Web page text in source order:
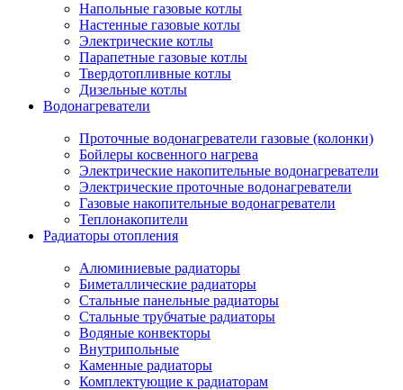
Напольные газовые котлы
Настенные газовые котлы
Электрические котлы
Парапетные газовые котлы
Твердотопливные котлы
Дизельные котлы
Водонагреватели
Проточные водонагреватели газовые (колонки)
Бойлеры косвенного нагрева
Электрические накопительные водонагреватели
Электрические проточные водонагреватели
Газовые накопительные водонагреватели
Теплонакопители
Радиаторы отопления
Алюминиевые радиаторы
Биметаллические радиаторы
Стальные панельные радиаторы
Стальные трубчатые радиаторы
Водяные конвекторы
Внутрипольные
Каменные радиаторы
Комплектующие к радиаторам